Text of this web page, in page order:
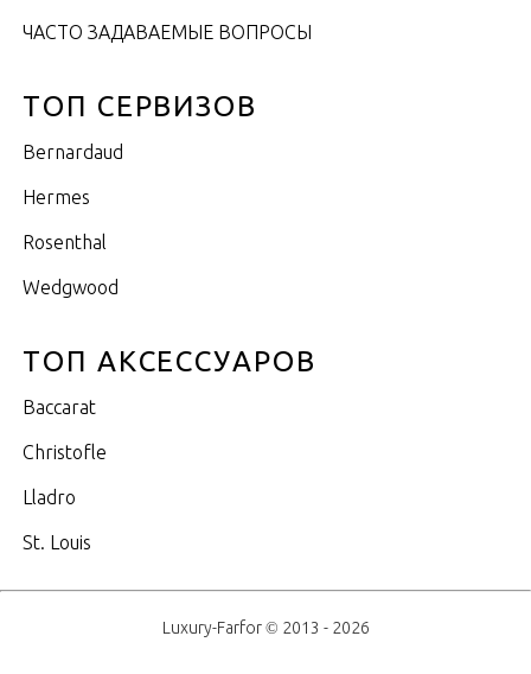
ЧАСТО ЗАДАВАЕМЫЕ ВОПРОСЫ
ТОП СЕРВИЗОВ
Bernardaud
Hermes
Rosenthal
Wedgwood
ТОП АКСЕССУАРОВ
Baccarat
Christofle
Lladro
St. Louis
Luxury-Farfor © 2013 - 2026